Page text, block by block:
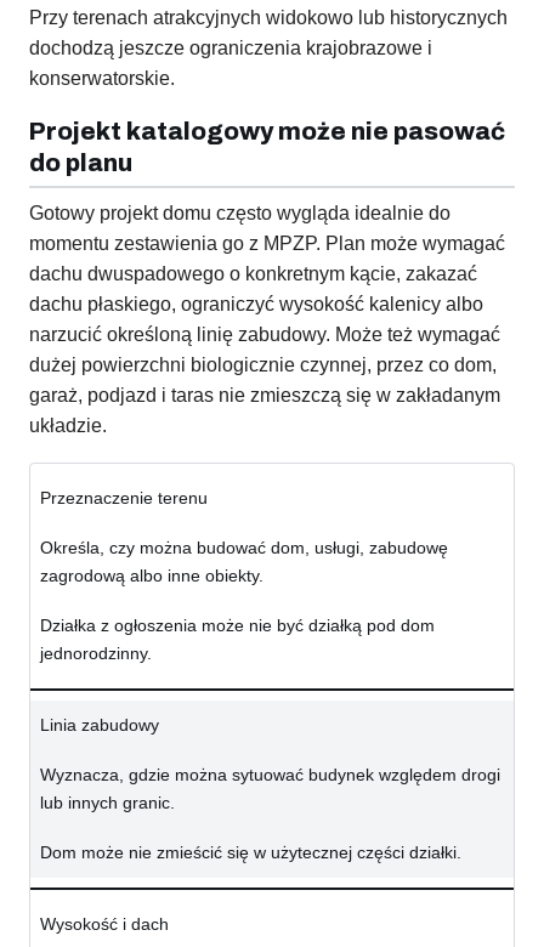
Przy terenach atrakcyjnych widokowo lub historycznych
dochodzą jeszcze ograniczenia krajobrazowe i
konserwatorskie.
Projekt katalogowy może nie pasować
do planu
Gotowy projekt domu często wygląda idealnie do
momentu zestawienia go z MPZP. Plan może wymagać
dachu dwuspadowego o konkretnym kącie, zakazać
dachu płaskiego, ograniczyć wysokość kalenicy albo
narzucić określoną linię zabudowy. Może też wymagać
dużej powierzchni biologicznie czynnej, przez co dom,
garaż, podjazd i taras nie zmieszczą się w zakładanym
układzie.
Przeznaczenie terenu
Określa, czy można budować dom, usługi, zabudowę
zagrodową albo inne obiekty.
Działka z ogłoszenia może nie być działką pod dom
jednorodzinny.
Linia zabudowy
Wyznacza, gdzie można sytuować budynek względem drogi
lub innych granic.
Dom może nie zmieścić się w użytecznej części działki.
Wysokość i dach